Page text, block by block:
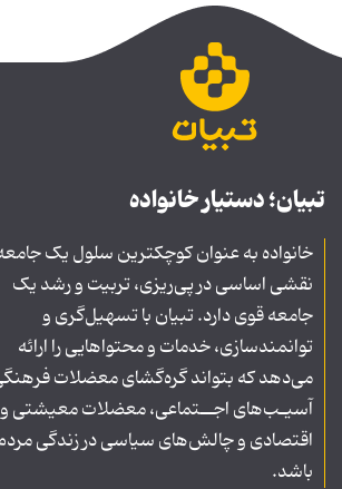
تبیان؛ دستیار خانواده
خانواده به عنوان کوچکترین سلول یک
نقشی اساسی در پی‌ریزی، تربیت و رشد یک
جامعه قوی دارد. تبیان با تسهیل‌گری و
توانمندسازی، خدمات و محتواهایی را ارائه
می‌دهد که بتواند گره‌گشای معضلات
آسیـب‌های اجــتماعی، معضلات معیشتی و
اقتصادی و چالش‌های سیاسی در زندگی
باشد.